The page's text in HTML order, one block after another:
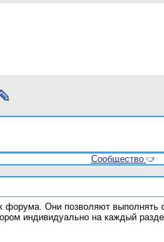
Сообщество
форума. Они позволяют
индивидуально на каждый